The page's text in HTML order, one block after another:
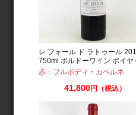
レ フォール ド ラトゥール
750ml ボルドーワイン ポイヤ
シャトー ラトゥール
赤：フルボディ ・ カベルネ
41,800円（税込）